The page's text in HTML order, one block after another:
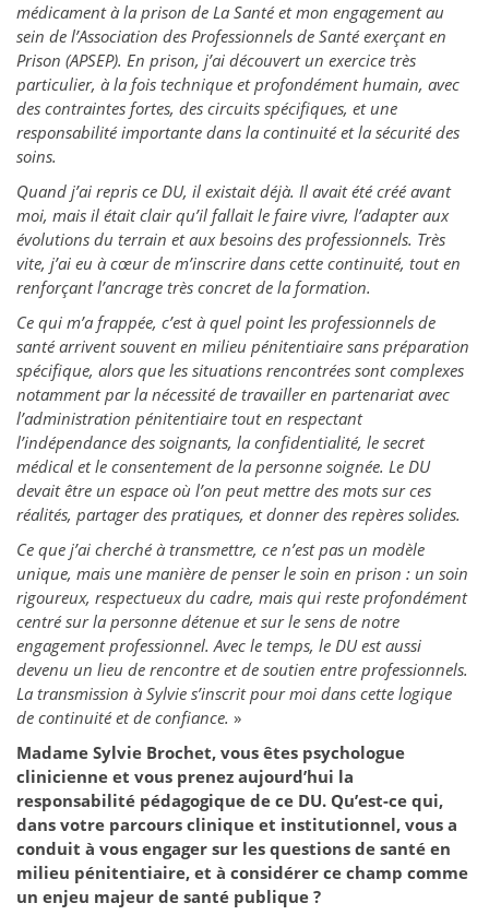
médicament à la prison de La Santé et mon engagement au
sein de l’Association des Professionnels de Santé exerçant en
Prison (APSEP). En prison, j’ai découvert un exercice très
particulier, à la fois technique et profondément humain, avec
des contraintes fortes, des circuits spécifiques, et une
responsabilité importante dans la continuité et la sécurité des
soins.
Quand j’ai repris ce DU, il existait déjà. Il avait été créé avant
moi, mais il était clair qu’il fallait le faire vivre, l’adapter aux
évolutions du terrain et aux besoins des professionnels. Très
vite, j’ai eu à cœur de m’inscrire dans cette continuité, tout en
renforçant l’ancrage très concret de la formation.
Ce qui m’a frappée, c’est à quel point les professionnels de
santé arrivent souvent en milieu pénitentiaire sans préparation
spécifique, alors que les situations rencontrées sont complexes
notamment par la nécessité de travailler en partenariat avec
l’administration pénitentiaire tout en respectant
l’indépendance des soignants, la confidentialité, le secret
médical et le consentement de la personne soignée. Le DU
devait être un espace où l’on peut mettre des mots sur ces
réalités, partager des pratiques, et donner des repères solides.
Ce que j’ai cherché à transmettre, ce n’est pas un modèle
unique, mais une manière de penser le soin en prison : un soin
rigoureux, respectueux du cadre, mais qui reste profondément
centré sur la personne détenue et sur le sens de notre
engagement professionnel. Avec le temps, le DU est aussi
devenu un lieu de rencontre et de soutien entre professionnels.
La transmission à Sylvie s’inscrit pour moi dans cette logique
de continuité et de confiance. »
Madame Sylvie Brochet, vous êtes psychologue
clinicienne et vous prenez aujourd’hui la
responsabilité pédagogique de ce DU. Qu’est-ce qui,
dans votre parcours clinique et institutionnel, vous a
conduit à vous engager sur les questions de santé en
milieu pénitentiaire, et à considérer ce champ comme
un enjeu majeur de santé publique ?